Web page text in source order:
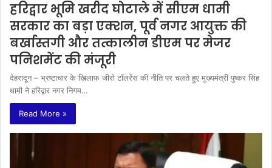
हरिद्वार भूमि खरीद घोटाले में सीएम धामी
सरकार का बड़ा एक्शन, पूर्व नगर आयुक्त की
बर्खास्तगी और तत्कालीन डीएम पर मेजर
पनिशमेंट की मंजूरी
देहरादून – भ्रष्टाचार के खिलाफ जीरो टॉलरेंस की नीति पर चलते हुए मुख्यमंत्री पुष्कर सिंह
धामी ने हरिद्वार नगर निगम…
Read More »